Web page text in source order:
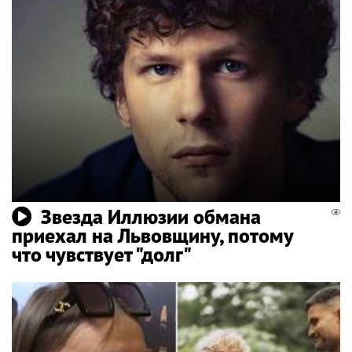
Звезда Иллюзии обмана
приехал на Львовщину, потому
что чувствует "долг"